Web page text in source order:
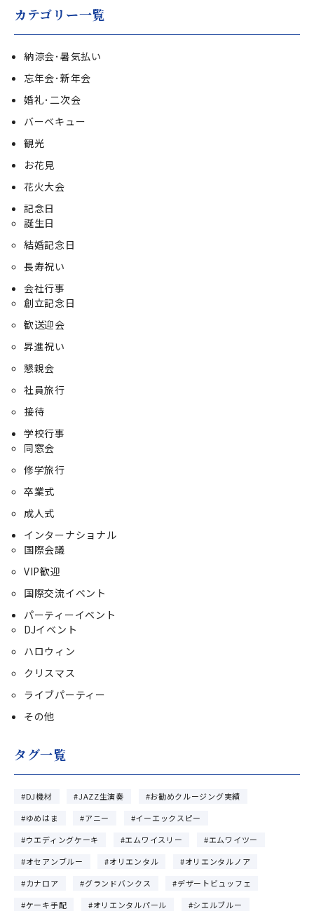
カテゴリー一覧
納涼会･暑気払い
忘年会･新年会
婚礼･二次会
バーベキュー
観光
お花見
花火大会
記念日
誕生日
結婚記念日
長寿祝い
会社行事
創立記念日
歓送迎会
昇進祝い
懇親会
社員旅行
接待
学校行事
同窓会
修学旅行
卒業式
成人式
インターナショナル
国際会議
VIP歓迎
国際交流イベント
パーティーイベント
DJイベント
ハロウィン
クリスマス
ライブパーティー
その他
タグ一覧
DJ機材 JAZZ生演奏
お勧めクルージング実績
ゆめはま
アニー
イーエックスピー
ウエディングケーキ
エムワイスリー
エムワイツー
オセアンブルー
オリエンタル
オリエンタルノア
カナロア
グランドバンクス
デザートビュッフェ
ケーキ手配
オリエンタルパール
シエルブルー